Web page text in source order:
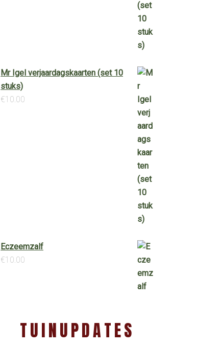
Mr Igel verjaardagskaarten (set 10
stuks)
€10.00
Eczeemzalf
€10.00
TUINUPDATES